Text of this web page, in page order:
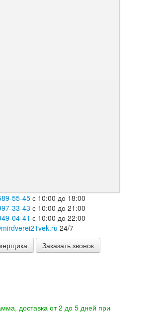
55-45с 10:00 до 18:00
33-43 с 10:00 до 21:00
04-41 с 10:00 до 22:00
24/7
Заказать звонок
доставка от 2 до 5 дней при